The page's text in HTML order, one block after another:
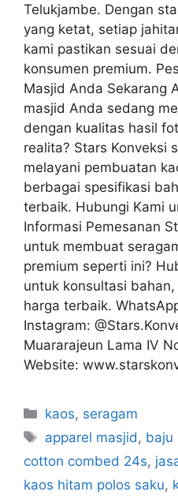
Telukjambe. Dengan
yang ketat, setiap
kami pastikan sesuai
konsumen premium.
Masjid Anda Sekarang
masjid Anda sedang
dengan kualitas hasil
realita? Stars Konveksi
melayani pembuatan
berbagai spesifikasi
terbaik. Hubungi Kami
Informasi Pemesanan
untuk membuat
premium seperti ini?
untuk konsultasi
harga terbaik.
Instagram:
Muararajeun Lama IV
Website:
kaos, seragam
apparel masjid , baju
cotton combed 24s,
kaos hitam polos saku,